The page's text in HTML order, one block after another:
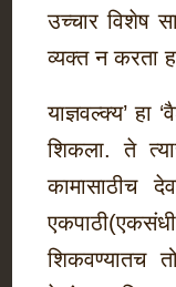
उच्चार विशेष
व्यक्त न करता
याज्ञवल्क्य’ हा
शिकला. ते
कामासाठीच